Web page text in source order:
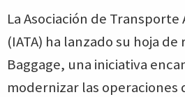
La Asociación de
(IATA) ha lanzado su hoja
Baggage, una iniciativa
modernizar las operaciones